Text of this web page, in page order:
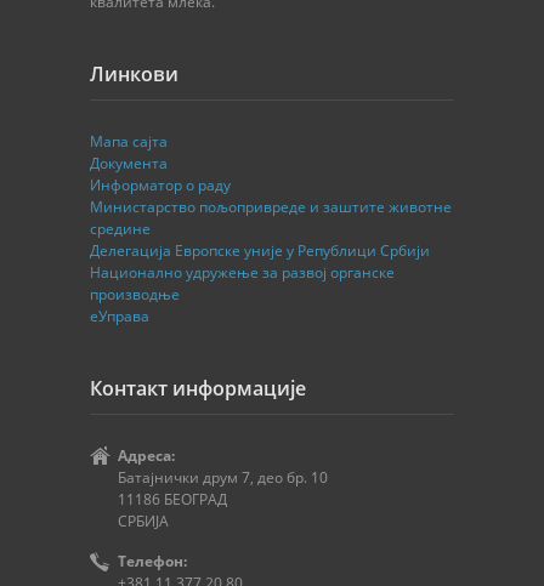
Линкови
Мапа сајта
Документа
Информатор о раду
Министарство пољопривреде и заштите животне
средине
Делегација Европске уније у Републици Србији
Национално удружење за развој органске
производње
еУправа
Контакт информације
Адреса:
Батајнички друм 7, део бр. 10
11186 БЕОГРАД
СРБИЈА
Телефон: